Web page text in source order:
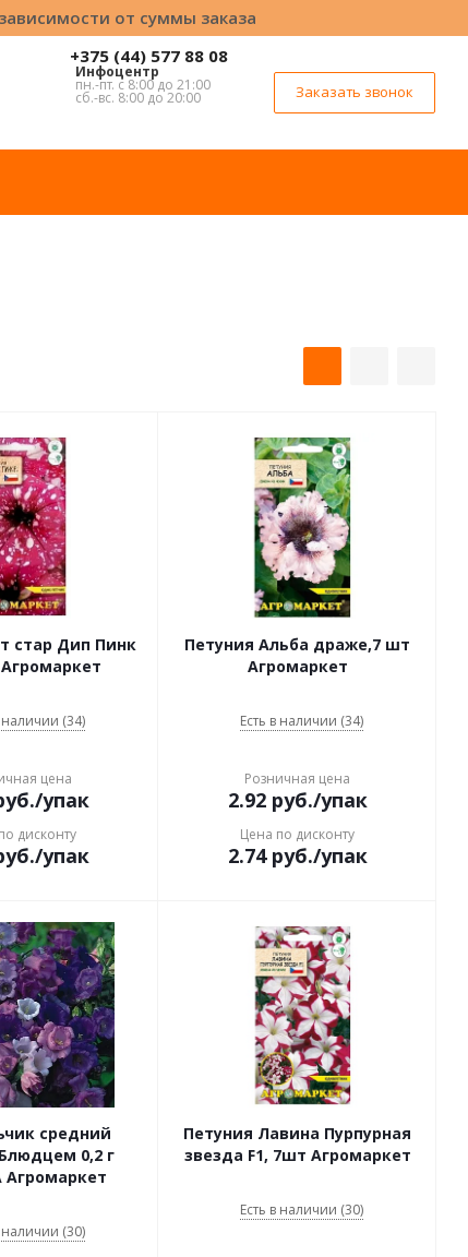
от суммы заказа
+375 (44) 577 88 08
Инфоцентр
пн.-пт. с 8:00 до 21:00
сб.-вс. 8:00 до 20:00 Заказать звонок
стар Дип Пинк
наличии (34)
цена
/упак
дисконту
/упак
Петуния Альба драже,7 шт
Агромаркет
Есть в наличии (34)
Розничная цена
2.92руб./упак
Цена по дисконту
2.74руб./упак
средний
0,2 г
наличии (30)
Петуния Лавина Пурпурная
звезда F1, 7шт Агромаркет
Есть в наличии (30)